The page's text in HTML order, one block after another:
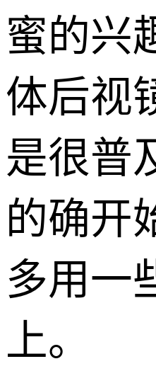
蜜的兴
体后视
是很普
的确开
多用一
上。